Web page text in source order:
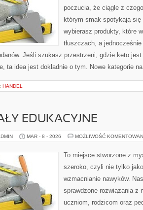
poczucia, że ciągle z
którym smak spotykają
wybierasz produkty, które
tłuszczach, a
Jeśli szukasz przestrzeni, gdzie keto
ta idea jest dokładnie o tym. Nowe kategorie
HANDEL
EDUKACYJNE
MAR - 8 - 2026 MOŻLIWOŚĆ
To miejsce stworzone z
szeroko, czyli nie tylko
wzmacnianie nawyków.
sprawdzone rozwiązania z
uczniom, rodzicom oraz